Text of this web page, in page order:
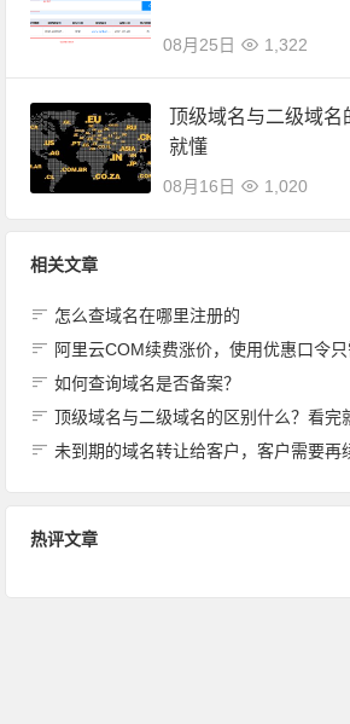
08月25日 1,322
顶级域名与二级域
就懂
08月16日 1,020
相关文章
怎么查域名在哪里注册的
阿里云COM续费涨价，使用优惠口令只需
如何查询域名是否备案？
顶级域名与二级域名的区别什么？看完
未到期的域名转让给客户，客户需要再
热评文章